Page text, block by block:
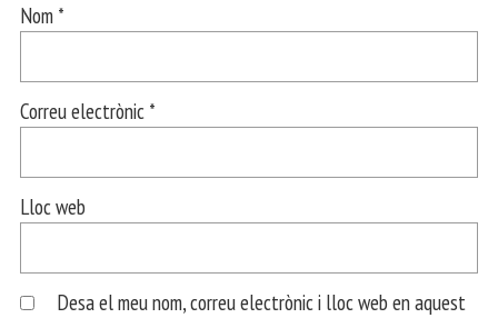
Nom *
Correu electrònic *
Lloc web
Desa el meu nom, correu electrònic i lloc web en aquest